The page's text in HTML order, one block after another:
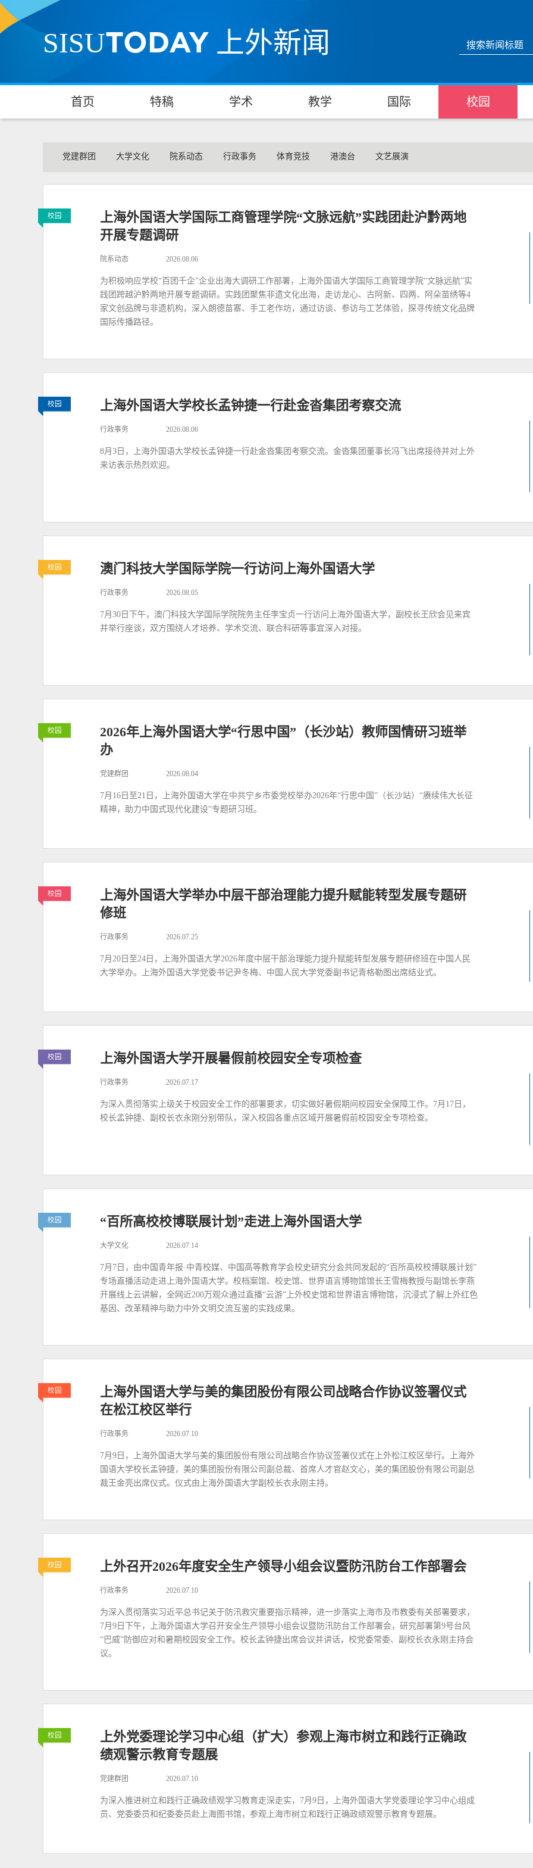
SISUTODAY 上外新闻
首页 特稿 学术 教学 国际 校园
党建群团 大学文化 院系动态 行政事务 体育竞技 港澳台 文艺展演
校园
上海外国语大学国际工商管理学院“文脉远航”实践团赴沪黔两地
开展专题调研
院系动态 2026.08.06
为积极响应学校“百团千企”企业出海大调研工作部署，上海外国语大学国际工商管理学院“文脉远航”实
践团跨越沪黔两地开展专题调研。实践团聚焦非遗文化出海，走访龙心、古阿新、四两、阿朵苗绣等4
家文创品牌与非遗机构，深入朗德苗寨、手工老作坊，通过访谈、参访与工艺体验，探寻传统文化品牌
国际传播路径。
校园 上海外国语大学校长孟钟捷一行赴金沓集团考察交流
行政事务 2026.08.06
8月3日，上海外国语大学校长孟钟捷一行赴金沓集团考察交流。金沓集团董事长冯飞出席接待并对上外
来访表示热烈欢迎。
校园 澳门科技大学国际学院一行访问上海外国语大学
行政事务 2026.08.05
7月30日下午，澳门科技大学国际学院院务主任李宝贞一行访问上海外国语大学，副校长王欣会见来宾
并举行座谈，双方围绕人才培养、学术交流、联合科研等事宜深入对接。
校园
2026年上海外国语大学“行思中国”（长沙站）教师国情研习班举
办
党建群团 2026.08.04
7月16日至21日，上海外国语大学在中共宁乡市委党校举办2026年“行思中国”（长沙站）“赓续伟大长征
精神，助力中国式现代化建设”专题研习班。
校园
上海外国语大学举办中层干部治理能力提升赋能转型发展专题研
修班
行政事务 2026.07.25
7月20日至24日，上海外国语大学2026年度中层干部治理能力提升赋能转型发展专题研修班在中国人民
大学举办。上海外国语大学党委书记尹冬梅、中国人民大学党委副书记青格勒图出席结业式。
校园 上海外国语大学开展暑假前校园安全专项检查
行政事务 2026.07.17
为深入贯彻落实上级关于校园安全工作的部署要求，切实做好暑假期间校园安全保障工作。7月17日，
校长孟钟捷、副校长衣永刚分别带队，深入校园各重点区域开展暑假前校园安全专项检查。
校园 “百所高校校博联展计划”走进上海外国语大学
大学文化 2026.07.14
7月7日，由中国青年报·中青校媒、中国高等教育学会校史研究分会共同发起的“百所高校校博联展计划”
专场直播活动走进上海外国语大学。校档案馆、校史馆、世界语言博物馆馆长王雪梅教授与副馆长李燕
开展线上云讲解，全网近200万观众通过直播“云游”上外校史馆和世界语言博物馆，沉浸式了解上外红色
基因、改革精神与助力中外文明交流互鉴的实践成果。
校园
上海外国语大学与美的集团股份有限公司战略合作协议签署仪式
在松江校区举行
行政事务 2026.07.10
7月9日，上海外国语大学与美的集团股份有限公司战略合作协议签署仪式在上外松江校区举行。上海外
国语大学校长孟钟捷，美的集团股份有限公司副总裁、首席人才官赵文心，美的集团股份有限公司副总
裁王金亮出席仪式。仪式由上海外国语大学副校长衣永刚主持。
校园 上外召开2026年度安全生产领导小组会议暨防汛防台工作部署会
行政事务 2026.07.10
为深入贯彻落实习近平总书记关于防汛救灾重要指示精神，进一步落实上海市及市教委有关部署要求，
7月9日下午，上海外国语大学召开安全生产领导小组会议暨防汛防台工作部署会，研究部署第9号台风
“巴威”防御应对和暑期校园安全工作。校长孟钟捷出席会议并讲话，校党委常委、副校长衣永刚主持会
议。
校园
上外党委理论学习中心组（扩大）参观上海市树立和践行正确政
绩观警示教育专题展
党建群团 2026.07.10
为深入推进树立和践行正确政绩观学习教育走深走实，7月9日，上海外国语大学党委理论学习中心组成
员、党委委员和纪委委员赴上海图书馆，参观上海市树立和践行正确政绩观警示教育专题展。